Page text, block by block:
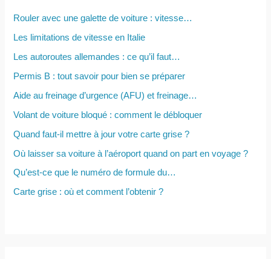
c
:
Rouler avec une galette de voiture : vitesse…
Les limitations de vitesse en Italie
Les autoroutes allemandes : ce qu’il faut…
Permis B : tout savoir pour bien se préparer
Aide au freinage d’urgence (AFU) et freinage…
Volant de voiture bloqué : comment le débloquer
Quand faut-il mettre à jour votre carte grise ?
Où laisser sa voiture à l’aéroport quand on part en voyage ?
Qu’est-ce que le numéro de formule du…
Carte grise : où et comment l’obtenir ?